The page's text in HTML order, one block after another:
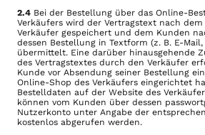
2.4 Bei der Bestellung über das Online-
Verkäufers wird der Vertragstext nach dem
Verkäufer gespeichert und dem Kunden
dessen Bestellung in Textform (z. B. E-
übermittelt. Eine darüber hinausgehende
des Vertragstextes durch den Verkäufer
Kunde vor Absendung seiner Bestellung
Online-Shop des Verkäufers eingerichtet
Bestelldaten auf der Website des
können vom Kunden über dessen
Nutzerkonto unter Angabe der
kostenlos abgerufen werden.